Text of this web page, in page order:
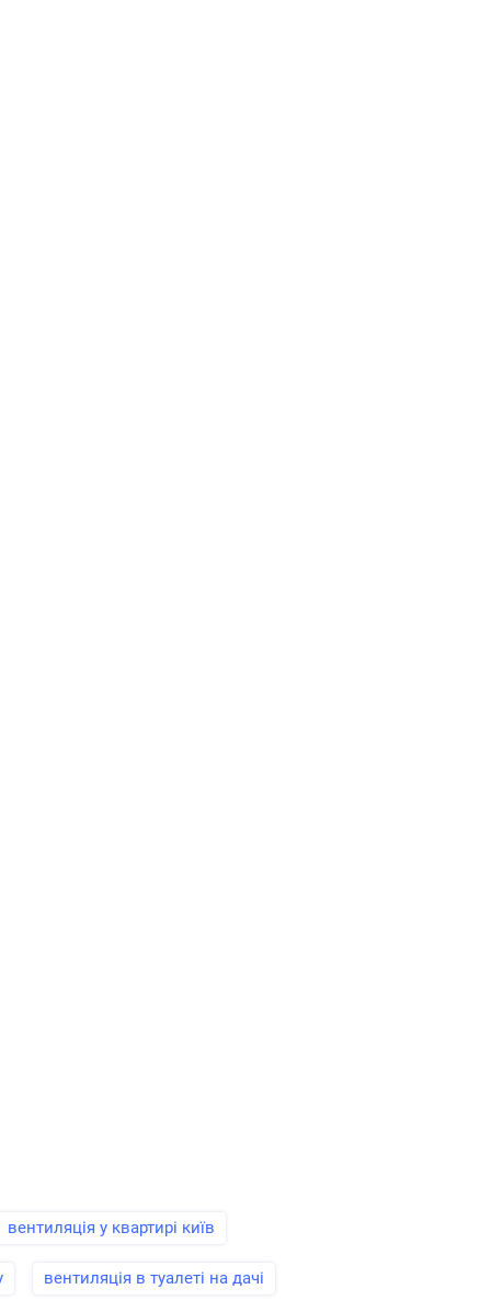
вентиляція у квартирі київ
вентиляція в туалеті на дачі